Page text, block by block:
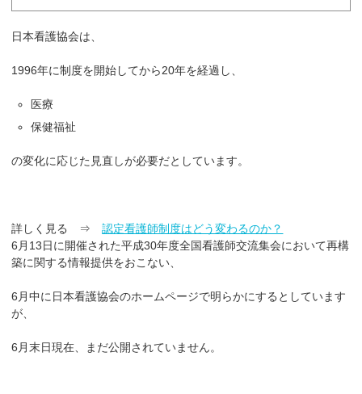
日本看護協会は、
1996年に制度を開始してから20年を経過し、
医療
保健福祉
の変化に応じた見直しが必要だとしています。
詳しく見る ⇒認定看護師制度はどう変わるのか？
6月13日に開催された平成30年度全国看護師交流集会において再構
築に関する情報提供をおこない、
6月中に日本看護協会のホームページで明らかにするとしています
が、
6月末日現在、まだ公開されていません。